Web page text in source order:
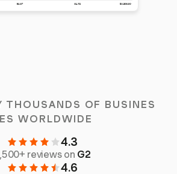
THOUSANDS OF BUSINES
WORLDWIDE
4.3
reviews on G2
4.6